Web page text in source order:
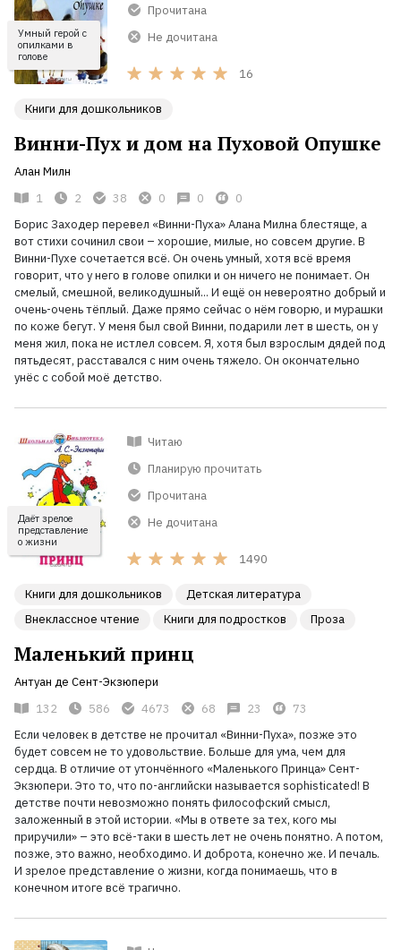
Умный герой с
опилками в
голове
Прочитана
Не дочитана
16
Книги для дошкольников
Винни-Пух и дом на Пуховой Опушке
Алан Милн
1
2 38 0 0
0
Борис Заходер перевел «Винни-Пуха» Алана Милна блестяще, а
вот стихи сочинил свои – хорошие, милые, но совсем другие. В
Винни-Пухе сочетается всё. Он очень умный, хотя всё время
говорит, что у него в голове опилки и он ничего не понимает. Он
смелый, смешной, великодушный... И ещё он невероятно добрый и
очень-очень тёплый. Даже прямо сейчас о нём говорю, и мурашки
по коже бегут. У меня был свой Винни, подарили лет в шесть, он у
меня жил, пока не истлел совсем. Я, хотя был взрослым дядей под
пятьдесят, расставался с ним очень тяжело. Он окончательно
унёс с собой моё детство.
Даёт зрелое
представление
о жизни
Читаю
Планирую прочитать
Прочитана
Не дочитана
1490
Книги для дошкольников
Детская литература
Внеклассное чтение
Книги для подростков Проза
Маленький принц
Антуан де Сент-Экзюпери
132
586 4673 68 23
73
Если человек в детстве не прочитал «Винни-Пуха», позже это
будет совсем не то удовольствие. Больше для ума, чем для
сердца. В отличие от утончённого «Маленького Принца» Сент-
Экзюпери. Это то, что по-английски называется sophisticated! В
детстве почти невозможно понять философский смысл,
заложенный в этой истории. «Мы в ответе за тех, кого мы
приручили» – это всё-таки в шесть лет не очень понятно. А потом,
позже, это важно, необходимо. И доброта, конечно же. И печаль.
И зрелое представление о жизни, когда понимаешь, что в
конечном итоге всё трагично.